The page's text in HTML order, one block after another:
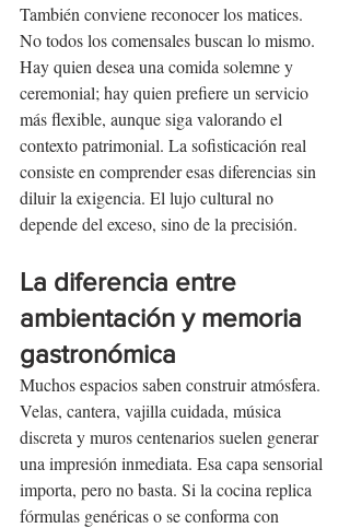
También conviene reconocer los matices.
No todos los comensales buscan lo mismo.
Hay quien desea una comida solemne y
ceremonial; hay quien prefiere un servicio
más flexible, aunque siga valorando el
contexto patrimonial. La sofisticación real
consiste en comprender esas diferencias sin
diluir la exigencia. El lujo cultural no
depende del exceso, sino de la precisión.
La diferencia entre
ambientación y memoria
gastronómica
Muchos espacios saben construir atmósfera.
Velas, cantera, vajilla cuidada, música
discreta y muros centenarios suelen generar
una impresión inmediata. Esa capa sensorial
importa, pero no basta. Si la cocina replica
fórmulas genéricas o se conforma con